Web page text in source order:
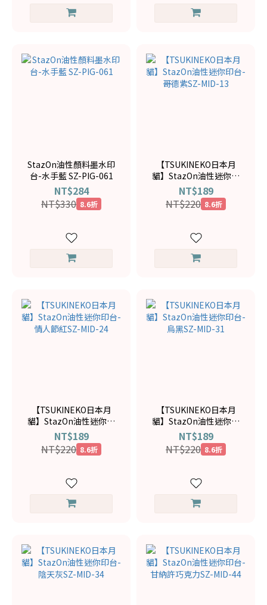
StazOn油性顏料墨水印
台-水手藍 SZ-PIG-061
NT$284
NT$330 8.6折
【TSUKINEKO日本月
貓】StazOn油性迷你印
台-哥德紫SZ-MID-13
NT$189
NT$220 8.6折
【TSUKINEKO日本月
貓】StazOn油性迷你印
台-情人節紅SZ-MID-24
NT$189
NT$220 8.6折
【TSUKINEKO日本月
貓】StazOn油性迷你印
台-烏黑SZ-MID-31
NT$189
NT$220 8.6折